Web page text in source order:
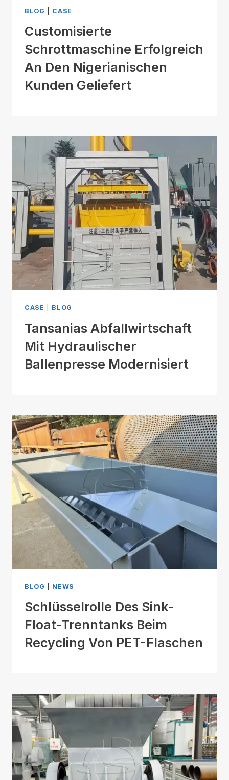
BLOG CASE
Customisierte
Schrottmaschine Erfolgreich
An Den Nigerianischen
Kunden Geliefert
CASE BLOG
Tansanias Abfallwirtschaft
Mit Hydraulischer
Ballenpresse Modernisiert
BLOG NEWS
Schlüsselrolle Des Sink-
Float-Trenntanks Beim
Recycling Von PET-Flaschen